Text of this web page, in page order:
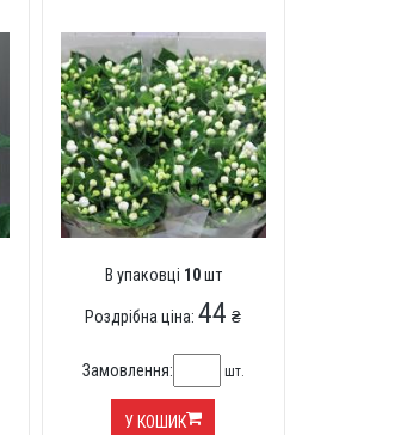
В упаковці 10шт
Роздрібна ціна:44 ₴
Замовлення: шт.
У КОШИК